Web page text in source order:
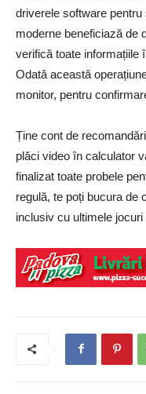
driverele software
moderne beneficiază de
verifică toate informațiile
Odată această
monitor, pentru
Ține cont de
plăci video în calculator
finalizat toate probele
regulă, te poți bucura de
inclusiv cu ultimele jocuri